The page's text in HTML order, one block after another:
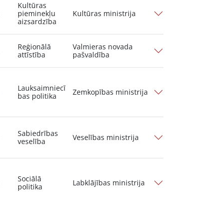
Kultūras
pieminekļu
aizsardzība
Kultūras ministrija
Reģionālā
attīstība
Valmieras novada
pašvaldība
Lauksaimniecī
bas politika
Zemkopības ministrija
Sabiedrības
veselība
Veselības ministrija
Sociālā
politika
Labklājības ministrija